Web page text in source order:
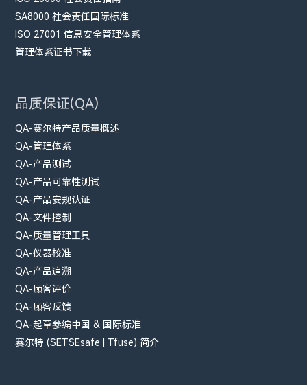
SA8000 社会责任国际标准
ISO 27001 信息安全管理体系
管理体系证书下载
品质保证(QA)
QA-赛尔特产品质量概述
QA-管理体系
QA-产品测试
QA-产品可靠性测试
QA-产品安规认证
QA-文件控制
QA-质量管理工具
QA-仪器校准
QA-产品追溯
QA-顾客评价
QA-顾客反馈
QA-起草参编中国 & 国际标准
赛尔特 (SETSEsafe | Tfuse) 简介